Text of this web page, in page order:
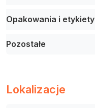
Opakowania i etykiety
Pozostałe
Lokalizacje